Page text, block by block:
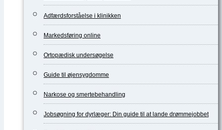
Adfærdsforståelse i klinikken
Markedsføring online
Ortopædisk undersøgelse
Guide til øjensygdomme
Narkose og smertebehandling
Jobsøgning for dyrlæger: Din guide til at lande drømmejobbet